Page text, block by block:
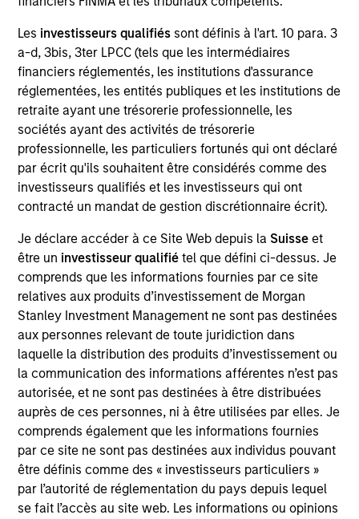
Les investisseurs qualifiés sont définis à l'art. 10 para. 3
a-d, 3bis, 3ter LPCC (tels que les intermédiaires
financiers réglementés, les institutions d'assurance
réglementées, les entités publiques et les institutions de
retraite ayant une trésorerie professionnelle, les
sociétés ayant des activités de trésorerie
professionnelle, les particuliers fortunés qui ont déclaré
par écrit qu'ils souhaitent être considérés comme des
investisseurs qualifiés et les investisseurs qui ont
contracté un mandat de gestion discrétionnaire écrit).
Je déclare accéder à ce Site Web depuis la Suisse et
être un investisseur qualifiétel que défini ci-dessus. Je
comprends que les informations fournies par ce site
relatives aux produits d’investissement de Morgan
Stanley Investment Management ne sont pas destinées
aux personnes relevant de toute juridiction dans
laquelle la distribution des produits d’investissement ou
la communication des informations afférentes n’est pas
autorisée, et ne sont pas destinées à être distribuées
auprès de ces personnes, ni à être utilisées par elles. Je
comprends également que les informations fournies
par ce site ne sont pas destinées aux individus pouvant
être définis comme des « investisseurs particuliers »
par l’autorité de réglementation du pays depuis lequel
se fait l’accès au site web. Les informations ou opinions
Invested on
Mar 2022
AptDeco is an online marketplace for second-hand
and resale furniture that features a verified
community of buyers and sellers, pre-arranged pick
up / delivery and a secure payment portal, creating
a hassle-free experience for buyers and sellers.
Customers of branded furniture retailers can buy
platform, creating an ecosystem of repeat
customers for both the retailers and AptDeco.
View Current Employment Opportunities
View Site
Investment Team
Morgan Stanley Next Level